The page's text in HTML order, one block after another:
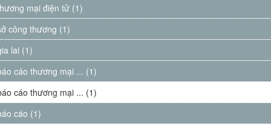
mại điện tử (1)
công thương (1)
lai (1)
cáo thương mại ... (1)
cáo thương mại ... (1)
cáo (1)